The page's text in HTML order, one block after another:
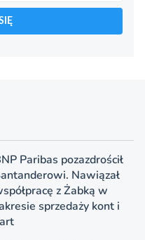
Paribas pozazdrościł
Nawiązał
z Żabką w
sprzedaży kont i